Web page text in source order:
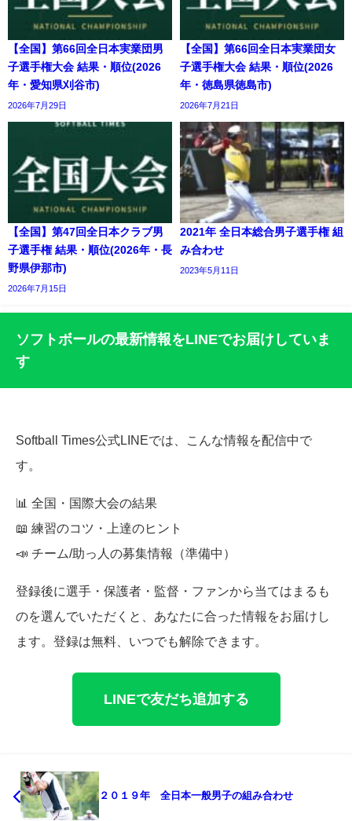
【全国】第66回全日本実業団男
子選手権大会 結果・順位(2026
年・愛知県刈谷市)
2026年7月29日
【全国】第66回全日本実業団女
子選手権大会 結果・順位(2026
年・徳島県徳島市)
2026年7月21日
【全国】第47回全日本クラブ男
子選手権 結果・順位(2026年・長
野県伊那市)
2026年7月15日
2021年 全日本総合男子選手権 組
み合わせ
2023年5月11日
ソフトボールの最新情報をLINEでお届けしていま
す
Softball Times公式LINEでは、こんな情報を配信中で
す。
📊 全国・国際大会の結果
📖 練習のコツ・上達のヒント
📣 チーム/助っ人の募集情報（準備中）
登録後に選手・保護者・監督・ファンから当てはまるも
のを選んでいただくと、あなたに合った情報をお届けし
ます。登録は無料、いつでも解除できます。
LINEで友だち追加する
２０１９年 全日本一般男子の組み合わせ